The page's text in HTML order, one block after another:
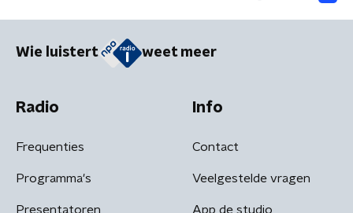
Wie luistert weet meer
Radio
Frequenties
Programma's
Presentatoren
Info
Contact
Veelgestelde vragen
App de studio